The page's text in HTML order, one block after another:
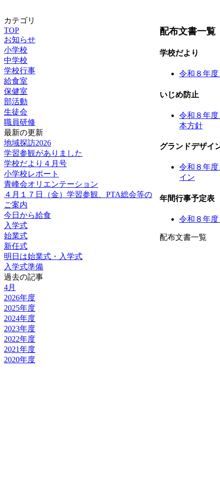
カテゴリ
TOP
お知らせ
小学校
中学校
学校行事
給食室
保健室
部活動
生徒会
職員研修
最新の更新
地域探訪2026
学習参観がありました
学校だより４月号
小学校レポート
青峰会オリエンテーション
４月１７日（金）学習参観、PTA総会等の
ご案内
今日から給食
入学式
始業式
新任式
明日は始業式・入学式
入学式準備
過去の記事
4月
2026年度
2025年度
2024年度
2023年度
2022年度
2021年度
2020年度
配布文書一覧
学校だより
令和８年
いじめ防止
令和８年
本方針
グランドデザイ
令和８年
イン
年間行事予定表
令和８年
配布文書一覧